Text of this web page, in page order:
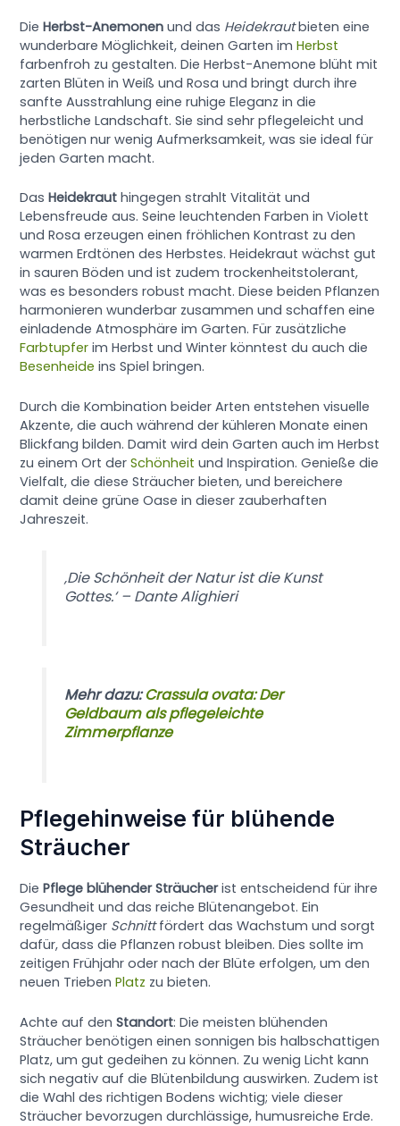
DieHerbst-Anemonen und das Heidekrautbieten eine
wunderbare Möglichkeit, deinen Garten imHerbst
farbenfroh zu gestalten. Die Herbst-Anemone blüht mit
zarten Blüten in Weiß und Rosa und bringt durch ihre
sanfte Ausstrahlung eine ruhige Eleganz in die
herbstliche Landschaft. Sie sind sehr pflegeleicht und
benötigen nur wenig Aufmerksamkeit, was sie ideal für
jeden Garten macht.
DasHeidekraut hingegen strahlt Vitalität und
Lebensfreude aus. Seine leuchtenden Farben in Violett
und Rosa erzeugen einen fröhlichen Kontrast zu den
warmen Erdtönen des Herbstes. Heidekraut wächst gut
in sauren Böden und ist zudem trockenheitstolerant,
was es besonders robust macht. Diese beiden Pflanzen
harmonieren wunderbar zusammen und schaffen eine
einladende Atmosphäre im Garten. Für zusätzliche
Farbtupfer im Herbst und Winter könntest du auch die
Besenheide ins Spiel bringen.
Durch die Kombination beider Arten entstehen visuelle
Akzente, die auch während der kühleren Monate einen
Blickfang bilden. Damit wird dein Garten auch im Herbst
zu einem Ort derSchönheit und Inspiration. Genieße die
Vielfalt, die diese Sträucher bieten, und bereichere
damit deine grüne Oase in dieser zauberhaften
Jahreszeit.
‚Die Schönheit der Natur ist die Kunst
Gottes.‘ – Dante Alighieri
Mehr dazu:Crassula ovata: Der
Geldbaum als pflegeleichte
Zimmerpflanze
Pflegehinweise für blühende
Sträucher
DiePflege blühender Sträucherist entscheidend für ihre
Gesundheit und das reiche Blütenangebot. Ein
regelmäßiger Schnittfördert das Wachstum und sorgt
dafür, dass die Pflanzen robust bleiben. Dies sollte im
zeitigen Frühjahr oder nach der Blüte erfolgen, um den
neuen TriebenPlatz zu bieten.
Achte auf denStandort: Die meisten blühenden
Sträucher benötigen einen sonnigen bis halbschattigen
Platz, um gut gedeihen zu können. Zu wenig Licht kann
sich negativ auf die Blütenbildung auswirken. Zudem ist
die Wahl des richtigen Bodens wichtig; viele dieser
Sträucher bevorzugen durchlässige, humusreiche Erde.